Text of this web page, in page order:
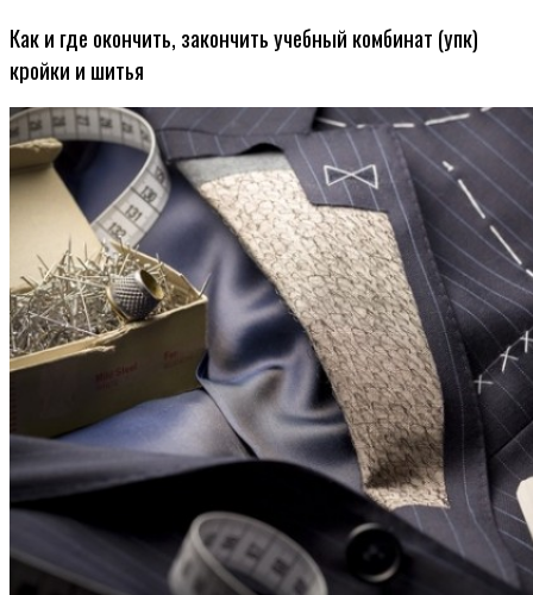
Как и где окончить, закончить учебный комбинат (упк)
кройки и шитья